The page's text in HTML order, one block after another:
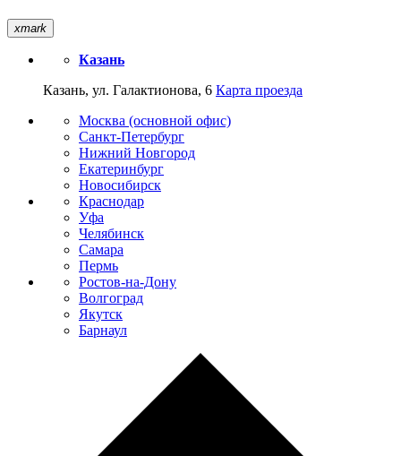
xmark
Казань
Казань, ул. Галактионова, 6 Карта проезда
Москва (основной офис)
Санкт-Петербург
Нижний Новгород
Екатеринбург
Новосибирск
Краснодар
Уфа
Челябинск
Самара
Пермь
Ростов-на-Дону
Волгоград
Якутск
Барнаул